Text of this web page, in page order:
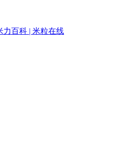
力百科 | 米粒在线